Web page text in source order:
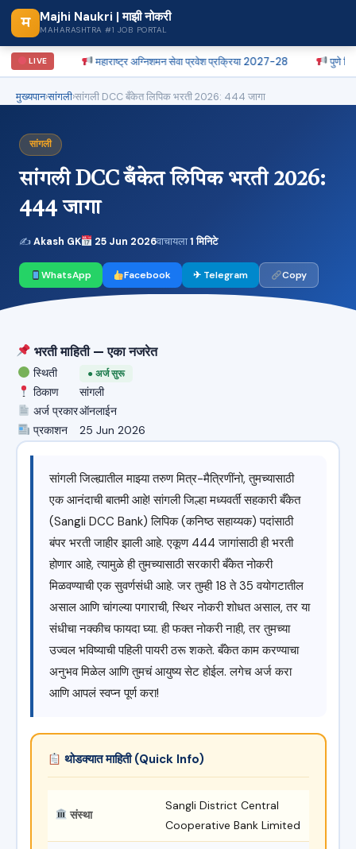
म Majhi Naukri | माझी नोकरी
MAHARASHTRA #1 JOB PORTAL
LIVE महाराष्ट्र अग्निशमन सेवा प्रवेश प्रक्रिया 2027-28 पुणे जिल्हा
मुख्यपान›सांगली›सांगली DCC बँकेत लिपिक भरती 2026: 444 जागा
सांगली
सांगली DCC बँकेत लिपिक भरती 2026:
444 जागा
✍Akash GK 25 Jun 2026वाचायला1 मिनिटे
WhatsApp Facebook ✈ Telegram Copy
भरती माहिती — एका नजरेत
स्थिती ● अर्ज सुरू
ठिकाण
सांगली
अर्ज प्रकारऑनलाईन
प्रकाशन
25 Jun 2026
सांगली जिल्ह्यातील माझ्या तरुण मित्र-मैत्रिणींनो, तुमच्यासाठी
एक आनंदाची बातमी आहे! सांगली जिल्हा मध्यवर्ती सहकारी बँकेत
(Sangli DCC Bank) लिपिक (कनिष्ठ सहाय्यक) पदांसाठी
बंपर भरती जाहीर झाली आहे. एकूण 444 जागांसाठी ही भरती
होणार आहे, त्यामुळे ही तुमच्यासाठी सरकारी बँकेत नोकरी
मिळवण्याची एक सुवर्णसंधी आहे. जर तुम्ही 18 ते 35 वयोगटातील
असाल आणि चांगल्या पगाराची, स्थिर नोकरी शोधत असाल, तर या
संधीचा नक्कीच फायदा घ्या. ही फक्त नोकरी नाही, तर तुमच्या
उज्वल भविष्याची पहिली पायरी ठरू शकते. बँकेत काम करण्याचा
अनुभव मिळेल आणि तुमचं आयुष्य सेट होईल. लगेच अर्ज करा
आणि आपलं स्वप्न पूर्ण करा!
थोडक्यात माहिती (Quick Info)
संस्था
Sangli District Central
Cooperative Bank Limited